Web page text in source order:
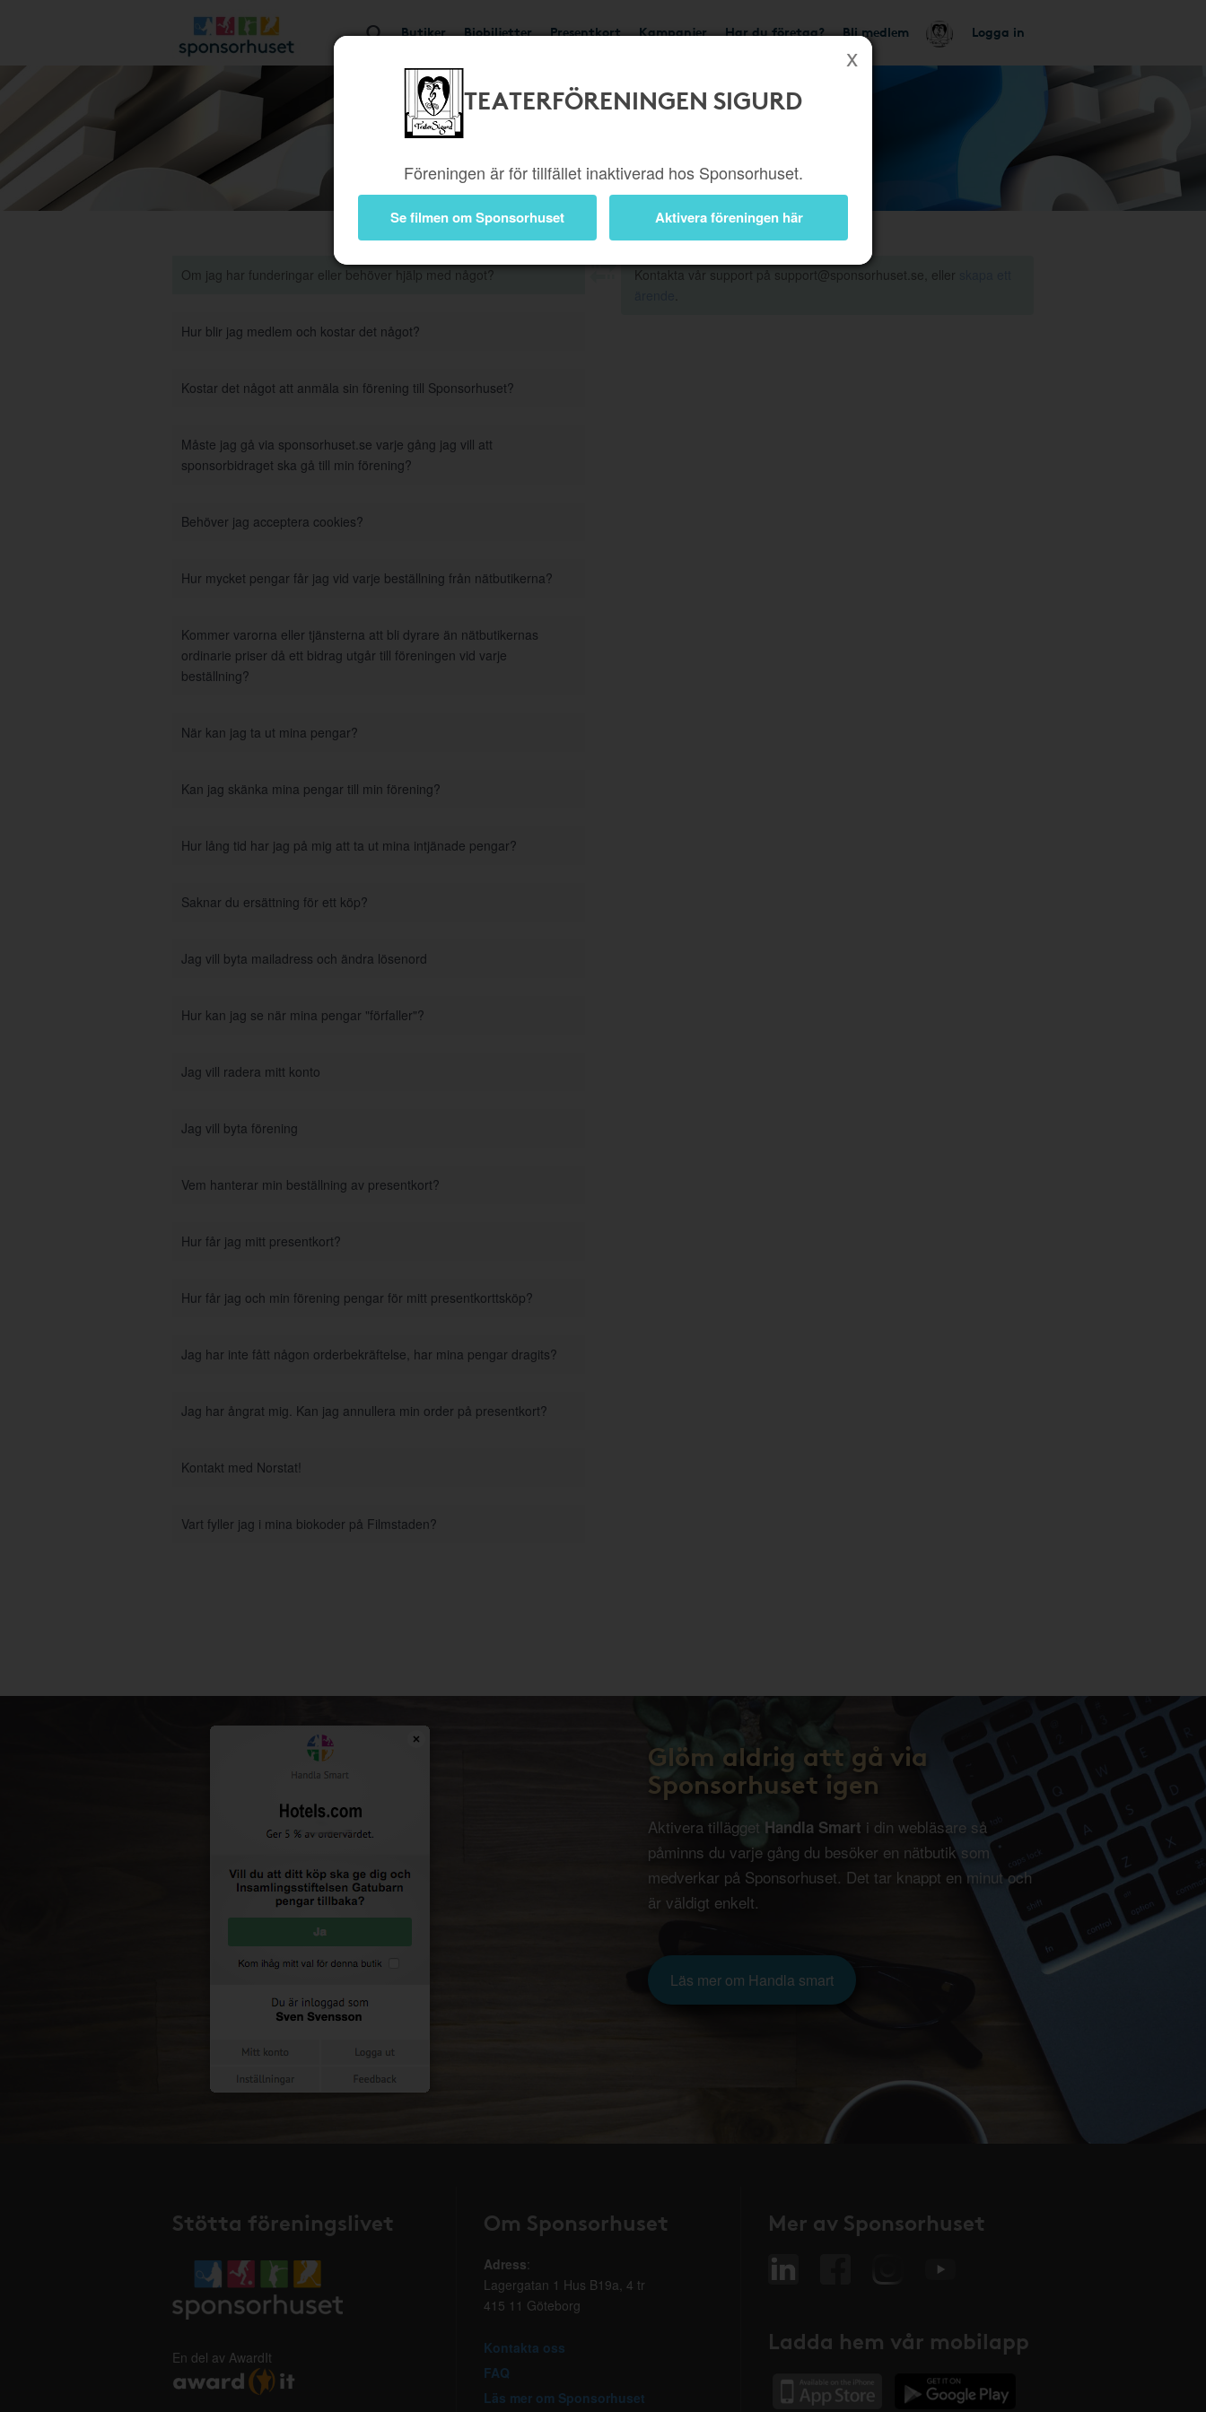
Butiker Biobiljetter Presentkort Kampanjer Har du företag? Bli medlem Logga in
TEATERFÖRENINGEN SIGURD
Föreningen är för tillfället inaktiverad hos Sponsorhuset.
Se filmen om Sponsorhuset Aktivera föreningen här
Om jag har funderingar eller behöver hjälp med något?
Hur blir jag medlem och kostar det något?
Kostar det något att anmäla sin förening till Sponsorhuset?
Måste jag gå via sponsorhuset.se varje gång jag vill att
sponsorbidraget ska gå till min förening?
Behöver jag acceptera cookies?
Hur mycket pengar får jag vid varje beställning från nätbutikerna?
Kommer varorna eller tjänsterna att bli dyrare än nätbutikernas
ordinarie priser då ett bidrag utgår till föreningen vid varje
beställning?
När kan jag ta ut mina pengar?
Kan jag skänka mina pengar till min förening?
Hur lång tid har jag på mig att ta ut mina intjänade pengar?
Saknar du ersättning för ett köp?
Jag vill byta mailadress och ändra lösenord
Hur kan jag se när mina pengar "förfaller"?
Jag vill radera mitt konto
Jag vill byta förening
Vem hanterar min beställning av presentkort?
Hur får jag mitt presentkort?
Hur får jag och min förening pengar för mitt presentkorttsköp?
Jag har inte fått någon orderbekräftelse, har mina pengar dragits?
Jag har ångrat mig. Kan jag annullera min order på presentkort?
Kontakt med Norstat!
Vart fyller jag i mina biokoder på Filmstaden?
Kontakta vår support på support@sponsorhuset.se, eller
Glöm aldrig att gå via
Sponsorhuset igen
Aktivera tillägget Handla Smart i din webläsare så
påminns du varje gång du besöker en nätbutik som
medverkar på Sponsorhuset. Det tar knappt en minut och
är väldigt enkelt.
Läs mer om Handla smart
Stötta föreningslivet
En del av AwardIt
Om Sponsorhuset
Adress:
Lagergatan 1 Hus B19a, 4 tr
415 11 Göteborg
Kontakta oss
FAQ
Läs mer om Sponsorhuset
Mer av Sponsorhuset
Ladda hem vår mobilapp